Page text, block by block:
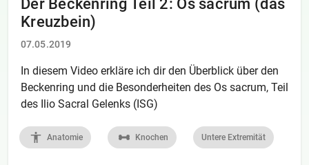
Der Beckenring Teil 2: Os sacrum (das
Kreuzbein)
07.05.2019
In diesem Video erkläre ich dir den Überblick über den
Beckenring und die Besonderheiten des Os sacrum, Teil
des Ilio Sacral Gelenks (ISG)
Anatomie Knochen Untere Extremität